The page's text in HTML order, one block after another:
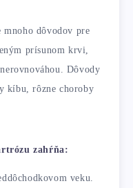
mnoho dôvodov pre
prísunom krvi,
Dôvody
kíbu, rôzne choroby
zahŕňa:
veku.